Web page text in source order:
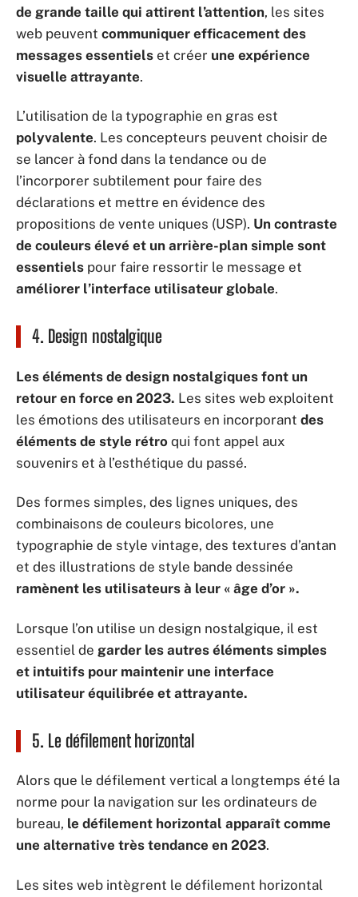
de grande taille qui attirent l’attention, les sites
web peuvent communiquer efficacement des
messages essentiels et créer une expérience
visuelle attrayante.
L’utilisation de la typographie en gras est
polyvalente. Les concepteurs peuvent choisir de
se lancer à fond dans la tendance ou de
l’incorporer subtilement pour faire des
déclarations et mettre en évidence des
propositions de vente uniques (USP). Un contraste
de couleurs élevé et un arrière-plan simple sont
essentiels pour faire ressortir le message et
améliorer l’interface utilisateur globale.
4. Design nostalgique
Les éléments de design nostalgiques font un
retour en force en 2023. Les sites web exploitent
les émotions des utilisateurs en incorporant des
éléments de style rétro qui font appel aux
souvenirs et à l’esthétique du passé.
Des formes simples, des lignes uniques, des
combinaisons de couleurs bicolores, une
typographie de style vintage, des textures d’antan
et des illustrations de style bande dessinée
ramènent les utilisateurs à leur « âge d’or ».
Lorsque l’on utilise un design nostalgique, il est
essentiel de garder les autres éléments simples
et intuitifs pour maintenir une interface
utilisateur équilibrée et attrayante.
5. Le défilement horizontal
Alors que le défilement vertical a longtemps été la
norme pour la navigation sur les ordinateurs de
bureau, le défilement horizontal apparaît comme
une alternative très tendance en 2023.
Les sites web intègrent le défilement horizontal